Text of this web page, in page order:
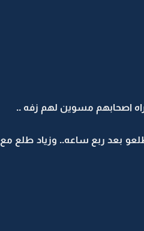
اصحابهم مسوين لهم زفه ..
بعد ربع ساعه.. وزياد طلع مع